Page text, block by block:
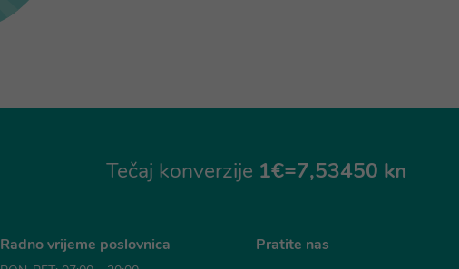
Tečaj konverzije 1€=7,53450 kn
Radno vrijeme poslovnica Pratite nas